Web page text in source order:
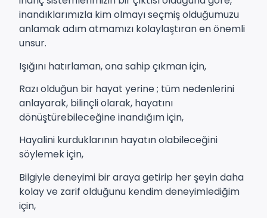
inandıklarımızla kim olmayı seçmiş olduğumuzu
anlamak adım atmamızı kolaylaştıran en önemli
unsur.
Işığını hatırlaman, ona sahip çıkman için,
Razı olduğun bir hayat yerine ; tüm nedenlerini
anlayarak, bilinçli olarak, hayatını
dönüştürebileceğine inandığım için,
Hayalini kurduklarının hayatın olabileceğini
söylemek için,
Bilgiyle deneyimi bir araya getirip her şeyin daha
kolay ve zarif olduğunu kendim deneyimlediğim
için,